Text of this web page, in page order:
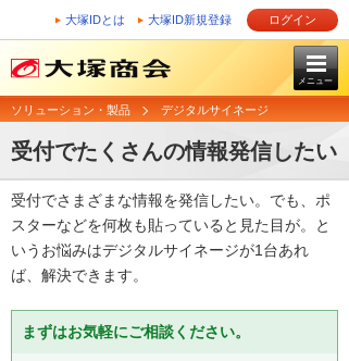
大塚IDとは 大塚ID新規登録 ログイン
メニュー
ソリューション・製品 デジタルサイネージ
受付でたくさんの情報発信したい
受付でさまざまな情報を発信したい。でも、ポ
スターなどを何枚も貼っていると見た目が。と
いうお悩みはデジタルサイネージが1台あれ
ば、解決できます。
まずはお気軽にご相談ください。